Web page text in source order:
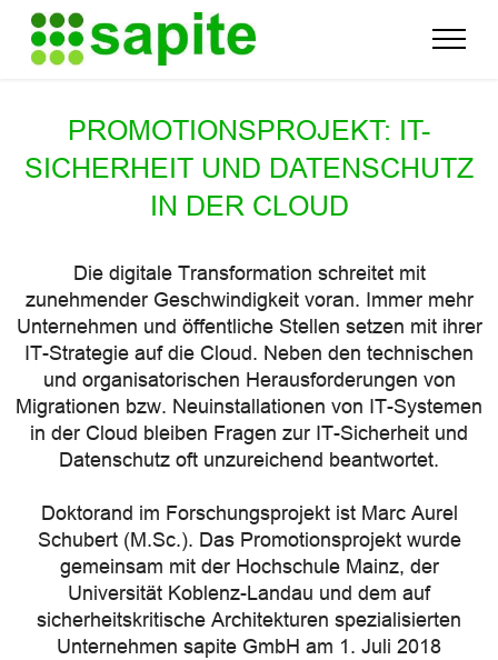
PROMOTIONSPROJEKT: IT-
SICHERHEIT UND DATENSCHUTZ
IN DER CLOUD
Die digitale Transformation schreitet mit
zunehmender Geschwindigkeit voran. Immer mehr
Unternehmen und öffentliche Stellen setzen mit ihrer
IT-Strategie auf die Cloud. Neben den technischen
und organisatorischen Herausforderungen von
Migrationen bzw. Neuinstallationen von IT-Systemen
in der Cloud bleiben Fragen zur IT-Sicherheit und
Datenschutz oft unzureichend beantwortet.
Doktorand im Forschungsprojekt ist Marc Aurel
Schubert (M.Sc.). Das Promotionsprojekt wurde
gemeinsam mit der Hochschule Mainz, der
Universität Koblenz-Landau und dem auf
sicherheitskritische Architekturen spezialisierten
Unternehmen sapite GmbH am 1. Juli 2018